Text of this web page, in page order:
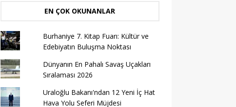
EN ÇOK OKUNANLAR
Burhaniye 7. Kitap Fuarı: Kültür ve
Edebiyatın Buluşma Noktası
Dünyanın En Pahalı Savaş Uçakları
Sıralaması 2026
Uraloğlu Bakanı'ndan 12 Yeni İç Hat
Hava Yolu Seferi Müjdesi